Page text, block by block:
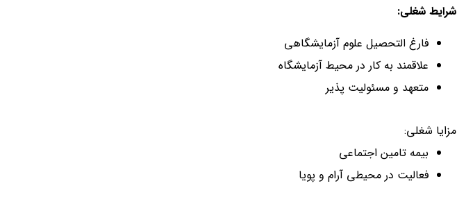
شرایط شغلی:
فارغ التحصیل علوم آزمایشگاهی
علاقمند به کار در محیط آزمایشگاه
متعهد و مسئولیت پذیر
مزایا شغلی:
بیمه تامین اجتماعی
فعالیت در محیطی آرام و پویا